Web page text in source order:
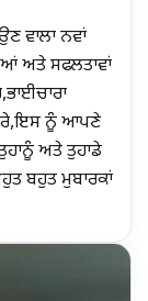
ਵਾਲਾ ਨਵਾਂ
ਅਤੇ ਸਫਲਤਾਵਾਂ
ਕਰੇ,ਇਸ ਨੂੰ ਆਪਣੇ
ਅਤੇ ਤੁਹਾਡੇ
ਬਹੁਤ ਮੁਬਾਰਕਾਂ